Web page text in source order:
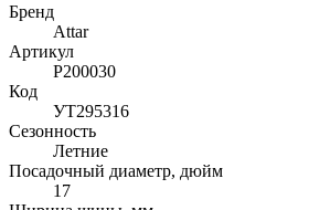
Бренд
Attar
Артикул
P200030
Код
УТ295316
Сезонность
Летние
Посадочный диаметр, дюйм
17